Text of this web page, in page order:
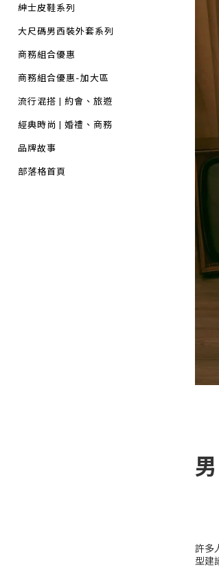
紳士皮鞋系列
大尺碼男西裝外套系列
商務組合優惠
商務組合優惠-加大區
流行混搭 | 約會、旅遊
經典時尚 | 婚禮、商務
品牌故事
部落格首頁
許多
型建